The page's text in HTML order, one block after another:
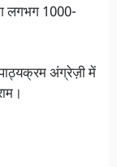
लगभग 1000-
अंग्रेज़ी में